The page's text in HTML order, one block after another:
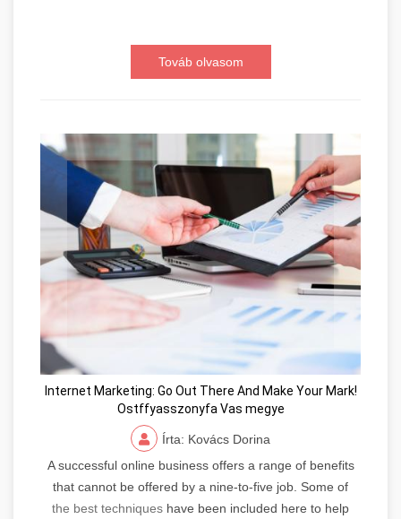
Továb olvasom
Internet Marketing: Go Out There And Make Your Mark!
Ostffyasszonyfa Vas megye
Írta: Kovács Dorina
A successful online business offers a range of benefits
that cannot be offered by a nine-to-five job. Some of
the best techniques have been included here to help